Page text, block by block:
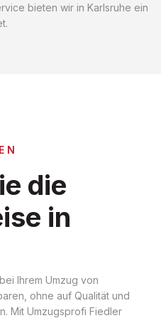
bieten wir in Karlsruhe ein
die
in
Ihrem Umzug von
ohne auf Qualität und
Mit Umzugsprofi Fiedler